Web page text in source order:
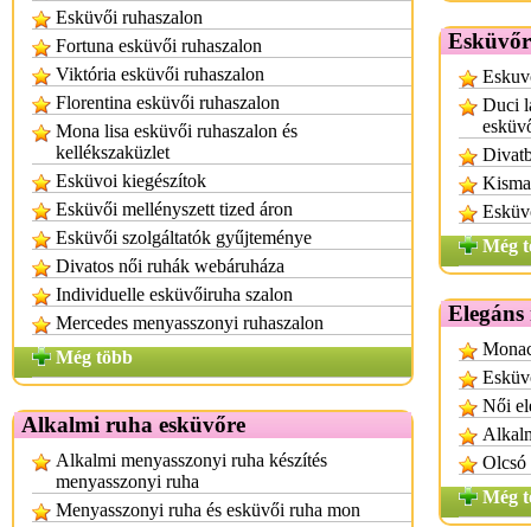
Esküvői ruhaszalon
Fortuna esküvői ruhaszalon
Viktória esküvői ruhaszalon
Florentina esküvői ruhaszalon
Mona lisa esküvői ruhaszalon és
kellékszaküzlet
Esküvoi kiegészítok
Esküvői mellényszett tized áron
Esküvői szolgáltatók gyűjteménye
Divatos női ruhák webáruháza
Individuelle esküvőiruha szalon
Mercedes menyasszonyi ruhaszalon
Még több
Alkalmi ruha esküvőre
Alkalmi menyasszonyi ruha készítés
menyasszonyi ruha
Menyasszonyi ruha és esküvői ruha mon
Duci
Még
Női
Olcsó
Még